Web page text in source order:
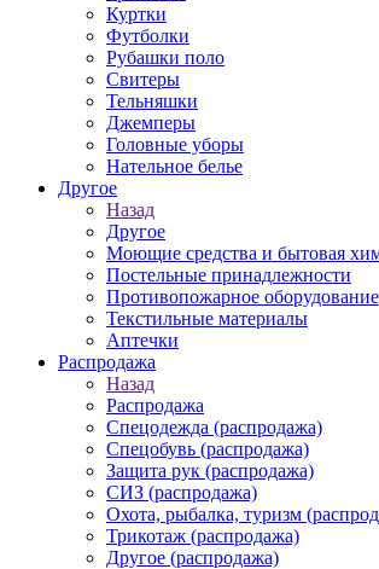
Куртки
Футболки
Рубашки поло
Свитеры
Тельняшки
Джемперы
Головные уборы
Нательное белье
Другое
Назад
Другое
Моющие средства и бытовая
Постельные принадлежности
Противопожарное оборудование
Текстильные материалы
Аптечки
Распродажа
Назад
Распродажа
Спецодежда (распродажа)
Спецобувь (распродажа)
Защита рук (распродажа)
СИЗ (распродажа)
Охота, рыбалка, туризм
Трикотаж (распродажа)
Другое (распродажа)